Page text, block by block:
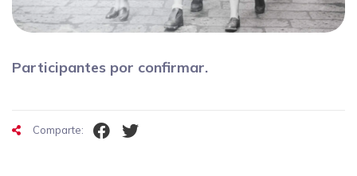
Participantes por confirmar.
Comparte: